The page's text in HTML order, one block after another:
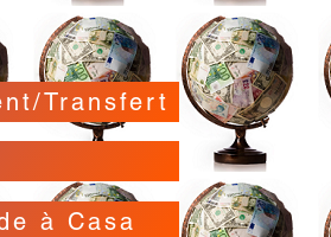
Transfert
à Casa